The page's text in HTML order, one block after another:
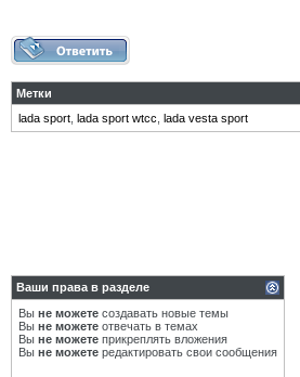
Метки
lada sport lada sport wtcc lada vesta sport
Ваши права в разделе
Вы не можете создавать новые темы
Вы не можете отвечать в темах
Вы не можете прикреплять вложения
Вы не можете редактировать свои сообщения